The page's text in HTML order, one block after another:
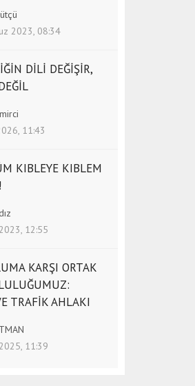
2023, 08:34
DİLİ DEĞİŞİR,
11:43
KIBLEYE KIBLEM
12:55
KARŞI ORTAK
TRAFİK AHLAKI
11:39